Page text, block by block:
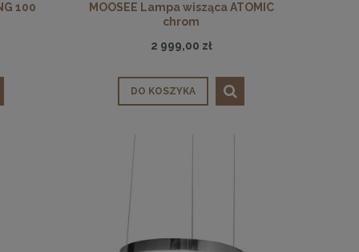
100
MOOSEE Lampa wisząca ATOMIC
chrom
2 999,00 zł
DO KOSZYKA